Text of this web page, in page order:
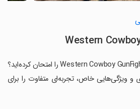
Western
آیا تابه‌حال برنامه Western Cowboy GunFighter 2023 را امتحان کرده‌اید؟
و ویژگی‌هایی خاص، تجربه‌ای متفاوت را برای